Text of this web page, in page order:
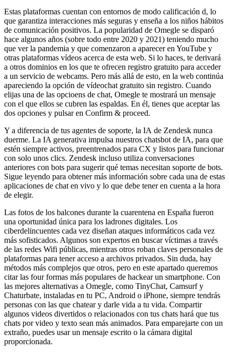
Estas plataformas cuentan con entornos de modo calificación d, lo
que garantiza interacciones más seguras y enseña a los niños hábitos
de comunicación positivos. La popularidad de Omegle se disparó
hace algunos años (sobre todo entre 2020 y 2021) teniendo mucho
que ver la pandemia y que comenzaron a aparecer en YouTube y
otras plataformas vídeos acerca de esta web. Si lo haces, te derivará
a otros dominios en los que te ofrecen registro gratuito para acceder
a un servicio de webcams. Pero más allá de esto, en la web continúa
apareciendo la opción de vídeochat gratuito sin registro. Cuando
elijas una de las opcioens de chat, Omegle te mostrará un mensaje
con el que ellos se cubren las espaldas. En él, tienes que aceptar las
dos opciones y pulsar en Confirm & proceed.
Y a diferencia de tus agentes de soporte, la IA de Zendesk nunca
duerme. La IA generativa impulsa nuestros chatsbot de IA, para que
estén siempre activos, preentrenados para CX y listos para funcionar
con solo unos clics. Zendesk incluso utiliza conversaciones
anteriores con bots para sugerir qué temas necesitan soporte de bots.
Sigue leyendo para obtener más información sobre cada una de estas
aplicaciones de chat en vivo y lo que debe tener en cuenta a la hora
de elegir.
Las fotos de los balcones durante la cuarentena en España fueron
una oportunidad única para los ladrones digitales. Los
ciberdelincuentes cada vez diseñan ataques informáticos cada vez
más sofisticados. Algunos son expertos en buscar víctimas a través
de las redes Wifi públicas, mientras otros roban claves personales de
plataformas para tener acceso a archivos privados. Sin duda, hay
métodos más complejos que otros, pero en este apartado queremos
citar las four formas más populares de hackear un smartphone. Con
las mejores alternativas a Omegle, como TinyChat, Camsurf y
Chaturbate, instaladas en tu PC, Android o iPhone, siempre tendrás
personas con las que chatear y darle vida a tu vida. Compartir
algunos videos divertidos o relacionados con tus chats hará que tus
chats por video y texto sean más animados. Para emparejarte con un
extraño, puedes usar un mensaje escrito o la cámara digital
proporcionada.